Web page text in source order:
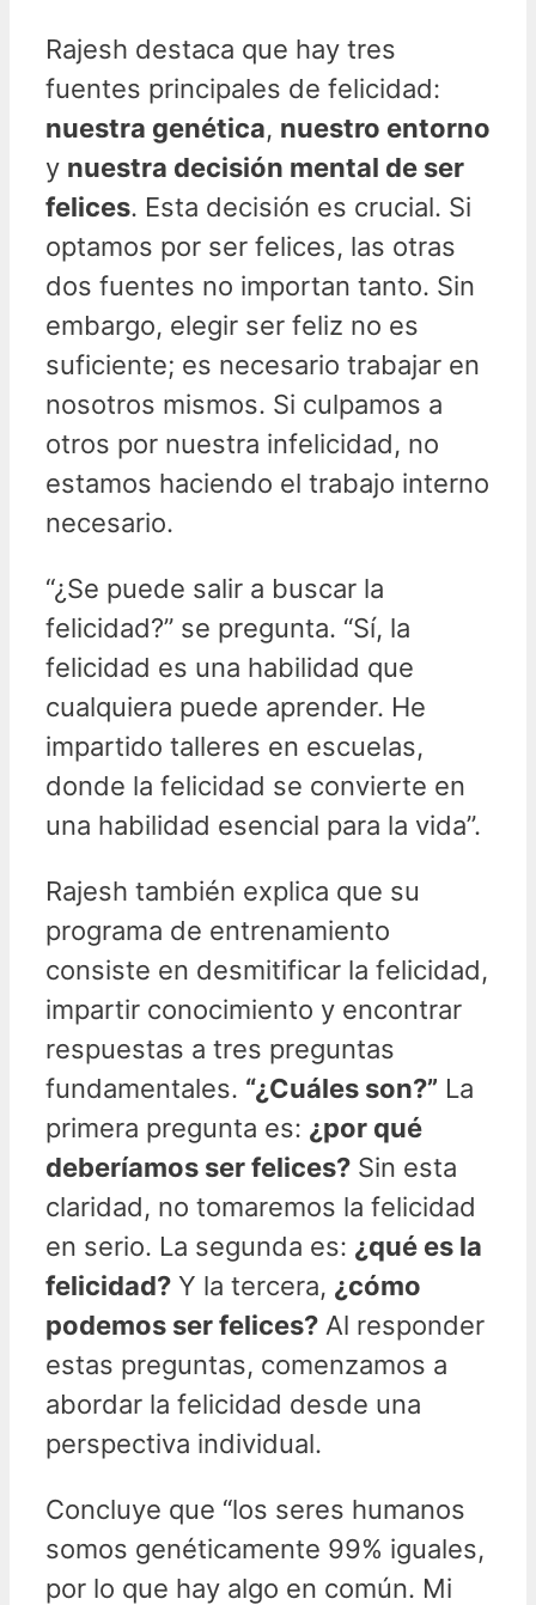
Rajesh destaca que hay tres
fuentes principales de felicidad:
nuestra genética, nuestro entorno
y nuestra decisión mental de ser
felices. Esta decisión es crucial. Si
optamos por ser felices, las otras
dos fuentes no importan tanto. Sin
embargo, elegir ser feliz no es
suficiente; es necesario trabajar en
nosotros mismos. Si culpamos a
otros por nuestra infelicidad, no
estamos haciendo el trabajo interno
necesario.
“¿Se puede salir a buscar la
felicidad?” se pregunta. “Sí, la
felicidad es una habilidad que
cualquiera puede aprender. He
impartido talleres en escuelas,
donde la felicidad se convierte en
una habilidad esencial para la vida”.
Rajesh también explica que su
programa de entrenamiento
consiste en desmitificar la felicidad,
impartir conocimiento y encontrar
respuestas a tres preguntas
fundamentales. “¿Cuáles son?” La
primera pregunta es: ¿por qué
deberíamos ser felices? Sin esta
claridad, no tomaremos la felicidad
en serio. La segunda es: ¿qué es la
felicidad? Y la tercera, ¿cómo
podemos ser felices? Al responder
estas preguntas, comenzamos a
abordar la felicidad desde una
perspectiva individual.
Concluye que “los seres humanos
somos genéticamente 99% iguales,
por lo que hay algo en común. Mi